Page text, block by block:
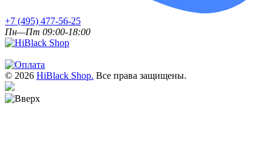
+7 (495) 477-56-25
Пн—Пт 09:00-18:00
© 2026 HiBlack Shop. Все права защищены.